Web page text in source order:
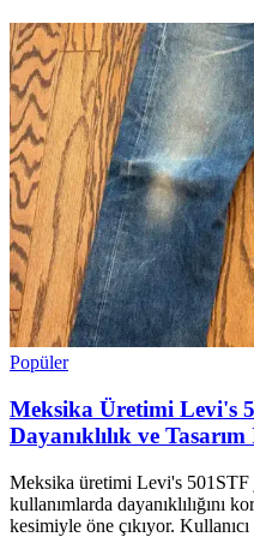
Popüler
Meksika Üretimi Levi's
Dayanıklılık ve Tasarım
Meksika üretimi Levi's 501STF
kullanımlarda dayanıklılığını
kesimiyle öne çıkıyor.